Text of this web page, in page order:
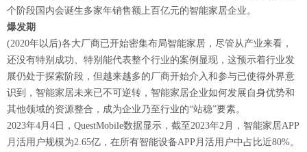
个阶段国内会诞生多家年销售额上百亿元的智能家居企业。
爆发期
(2020年以后)各大厂商已开始密集布局智能家居，尽管从产业来看，
还没有特别成功、特别能代表整个行业的案例显现，这预示着行业发
展仍处于探索阶段，但越来越多的厂商开始介入和参与已使得外界意
识到，智能家居未来已不可逆转，智能家居企业如何发展自身优势和
其他领域的资源整合，成为企业乃至行业的“站稳”要素。
2023年4月4日，QuestMobile数据显示，截至2023年2月，智能家居APP
月活用户规模为2.65亿，在所有智能设备APP月活用户中占比近80%。